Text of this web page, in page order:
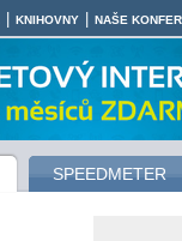
SPEEDMETER
KNIHOVNY NAŠE